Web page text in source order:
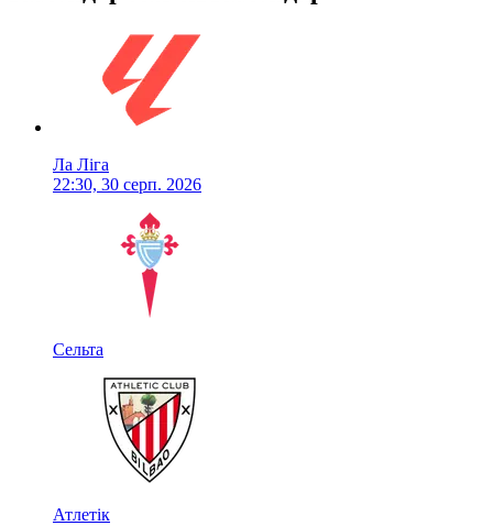
Ла Ліга
22:30, 30 серп. 2026
Сельта
Атлетік